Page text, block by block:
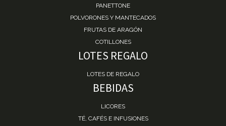
PANETTONE
POLVORONES Y MANTECADOS
FRUTAS DE ARAGÓN
COTILLONES
LOTES REGALO
LOTES DE REGALO
BEBIDAS
LICORES
TÉ, CAFÉS E INFUSIONES